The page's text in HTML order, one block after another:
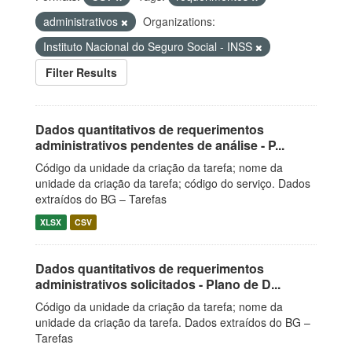
administrativos
Organizations:
Instituto Nacional do Seguro Social - INSS
Filter Results
Dados quantitativos de requerimentos
administrativos pendentes de análise - P...
Código da unidade da criação da tarefa; nome da
unidade da criação da tarefa; código do serviço. Dados
extraídos do BG – Tarefas
XLSX CSV
Dados quantitativos de requerimentos
administrativos solicitados - Plano de D...
Código da unidade da criação da tarefa; nome da
unidade da criação da tarefa. Dados extraídos do BG –
Tarefas